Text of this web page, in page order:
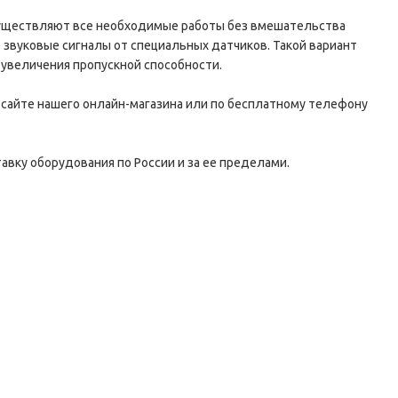
все необходимые работы без вмешательства
сигналы от специальных датчиков. Такой вариант
пропускной способности.
нашего онлайн-магазина или по бесплатному телефону
оборудования по России и за ее пределами.